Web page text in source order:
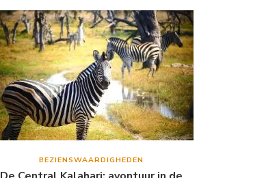
BEZIENSWAARDIGHEDEN